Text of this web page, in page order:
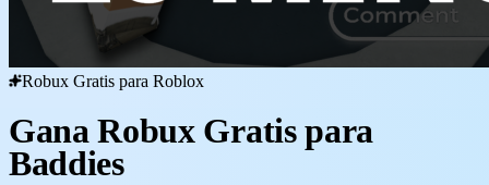
Robux Gratis para Roblox
Gana Robux Gratis para
Baddies